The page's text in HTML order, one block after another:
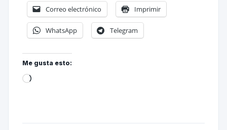
Correo electrónico Imprimir
WhatsApp Telegram
Me gusta esto: